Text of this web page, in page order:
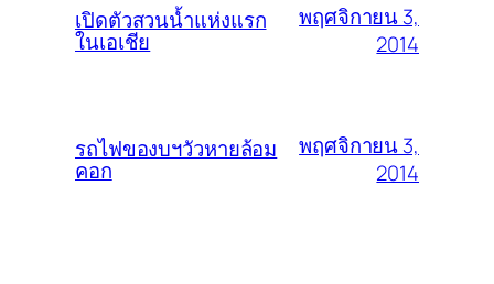
เปิดตัวสวนน้ำแห่งแรก
ในเอเชีย
พฤศจิกายน 3,
2014
รถไฟของบฯวัวหายล้อม
คอก
พฤศจิกายน 3,
2014